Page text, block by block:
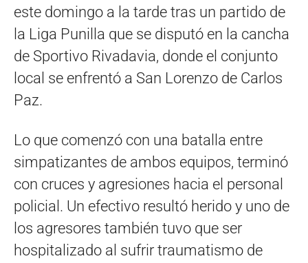
este domingo a la tarde tras un partido de
la Liga Punilla que se disputó en la cancha
de Sportivo Rivadavia, donde el conjunto
local se enfrentó a San Lorenzo de Carlos
Paz.
Lo que comenzó con una batalla entre
simpatizantes de ambos equipos, terminó
con cruces y agresiones hacia el personal
policial. Un efectivo resultó herido y uno de
los agresores también tuvo que ser
hospitalizado al sufrir traumatismo de